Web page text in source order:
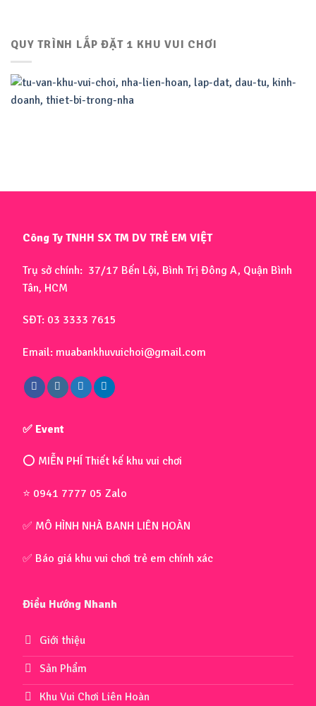
QUY TRÌNH LẮP ĐẶT 1 KHU VUI CHƠI
Công Ty TNHH SX TM DV TRẺ EM VIỆT
Trụ sở chính: 37/17 Bến Lội, Bình Trị Đông A, Quận Bình
Tân, HCM
SĐT: 03 3333 7615
Email: muabankhuvuichoi@gmail.com
✅ Event
⭕ MIỄN PHÍ Thiết kế khu vui chơi
⭐ 0941 7777 05 Zalo
✅ MÔ HÌNH NHÀ BANH LIÊN HOÀN
✅ Báo giá khu vui chơi trẻ em chính xác
Điều Hướng Nhanh
Giới thiệu
Sản Phẩm
Khu Vui Chơi Liên Hoàn